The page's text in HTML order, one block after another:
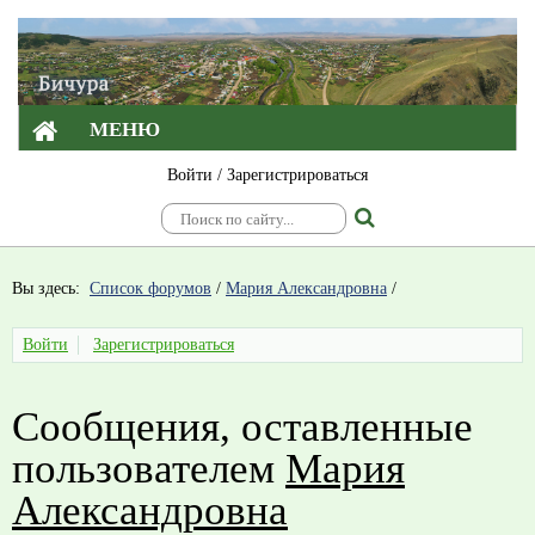
МЕНЮ
Войти / Зарегистрироваться
Вы здесь: Список форумов / Мария Александровна /
Войти Зарегистрироваться
Сообщения, оставленные
пользователем Мария
Александровна